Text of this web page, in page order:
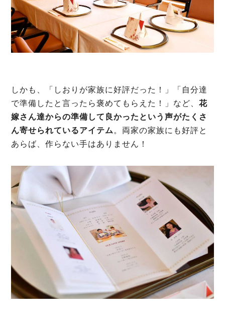
しかも、「しおりが家族に好評だった！」「自分達
で準備したと言ったら褒めてもらえた！」など、花
嫁さん達からの準備して良かったという声がたくさ
ん寄せられているアイテム。両家の家族にも好評と
あらば、作らない手はありません！